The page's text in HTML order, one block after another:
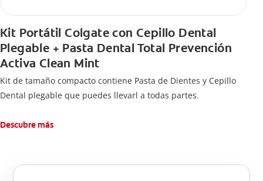
Kit Portátil Colgate con Cepillo Dental
Plegable + Pasta Dental Total Prevención
Activa Clean Mint
Kit de tamaño compacto contiene Pasta de Dientes y Cepillo
Dental plegable que puedes llevarl a todas partes.
Descubre más